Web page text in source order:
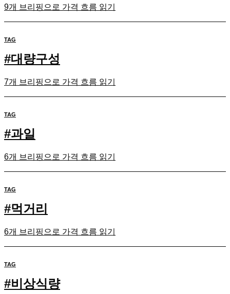
9개 브리핑으로 가격 흐름 읽기
TAG
#대량구성
7개 브리핑으로 가격 흐름 읽기
TAG
#과일
6개 브리핑으로 가격 흐름 읽기
TAG
#먹거리
6개 브리핑으로 가격 흐름 읽기
TAG
#비상식량